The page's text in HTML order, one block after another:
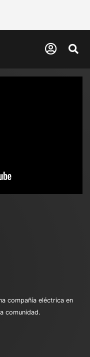
compañía eléctrica en
comunidad.